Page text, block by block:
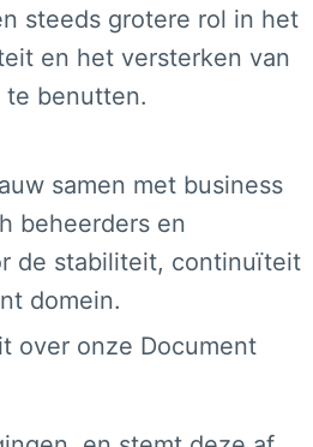
steeds grotere rol in het
en het versterken van
te benutten.
samen met business
beheerders en
de stabiliteit, continuïteit
domein.
over onze Document